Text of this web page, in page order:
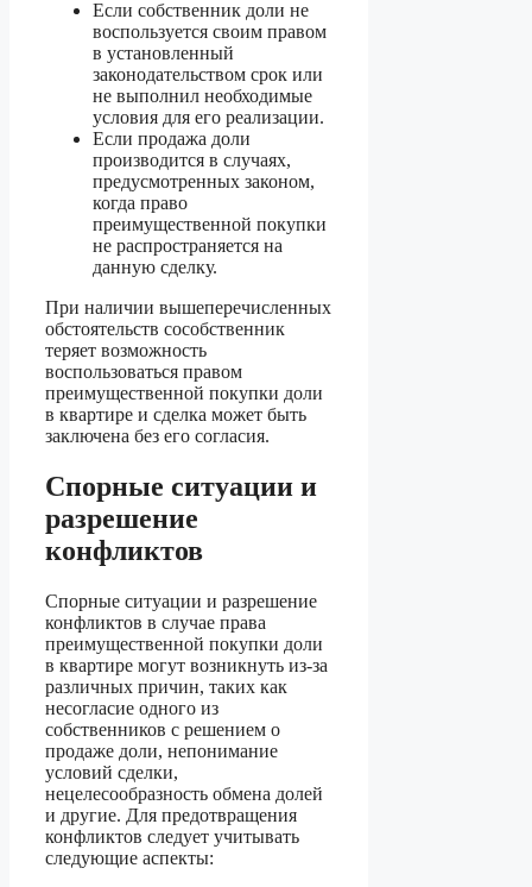
Если собственник доли не
воспользуется своим правом
в установленный
законодательством срок или
не выполнил необходимые
условия для его реализации.
Если продажа доли
производится в случаях,
предусмотренных законом,
когда право
преимущественной покупки
не распространяется на
данную сделку.
При наличии вышеперечисленных
обстоятельств сособственник
теряет возможность
воспользоваться правом
преимущественной покупки доли
в квартире и сделка может быть
заключена без его согласия.
Спорные ситуации и
разрешение
конфликтов
Спорные ситуации и разрешение
конфликтов в случае права
преимущественной покупки доли
в квартире могут возникнуть из-за
различных причин, таких как
несогласие одного из
собственников с решением о
продаже доли, непонимание
условий сделки,
нецелесообразность обмена долей
и другие. Для предотвращения
конфликтов следует учитывать
следующие аспекты: